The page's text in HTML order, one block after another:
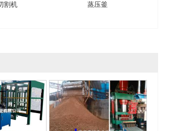
割机 蒸压釜